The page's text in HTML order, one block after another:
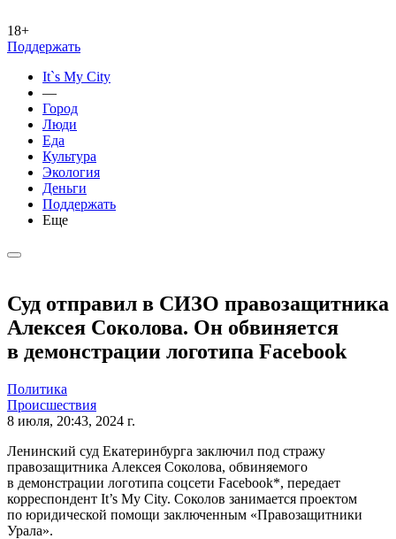
18+
Поддержать
It`s My City
—
Город
Люди
Еда
Культура
Экология
Деньги
Поддержать
Еще
Суд отправил в СИЗО правозащитника
Алексея Соколова. Он обвиняется
в демонстрации логотипа Facebook
Политика
Происшествия
8 июля, 20:43, 2024 г.
Ленинский суд Екатеринбурга заключил под стражу
правозащитника Алексея Соколова, обвиняемого
в демонстрации логотипа соцсети Facebook*, передает
корреспондент It’s My City. Соколов занимается проектом
по юридической помощи заключенным «Правозащитники
Урала».